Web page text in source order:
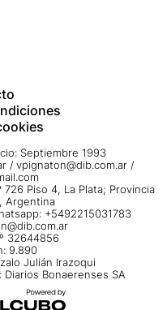
Septiembre 1993
/ vpignaton@dib.com.ar /
Piso 4, La Plata; Provincia
Argentina
+5492215031783
32644856
9.890
Julián Irazoqui
Bonaerenses SA